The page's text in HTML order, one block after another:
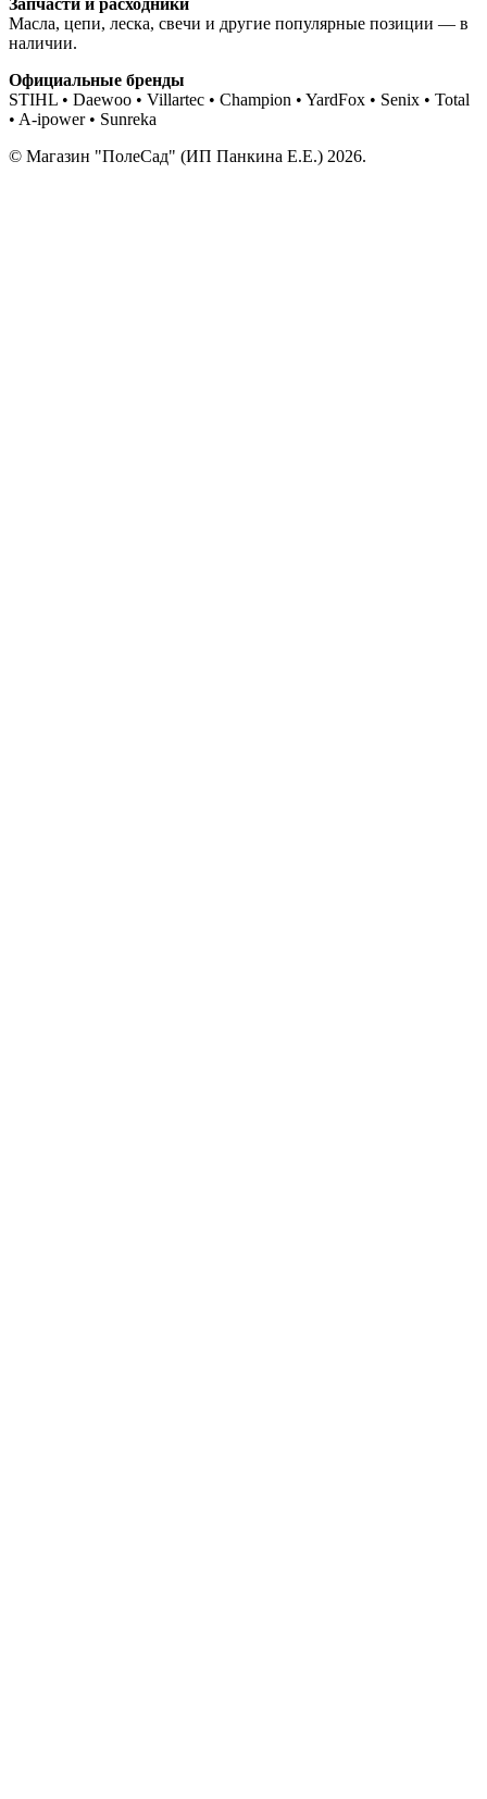
Масла, цепи, леска, свечи и другие популярные позиции — в
наличии.
Официальные бренды
STIHL • Daewoo • Villartec • Champion • YardFox • Senix • Total
• A-ipower • Sunreka
© Магазин "ПолеСад" (ИП Панкина Е.Е.) 2026.